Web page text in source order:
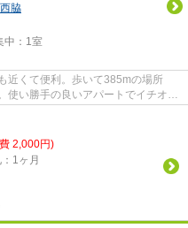
脇
： 1室
近くて便利。歩いて385mの場所
使い勝手の良いアパートでイチオシ
2,000円)
1ヶ月